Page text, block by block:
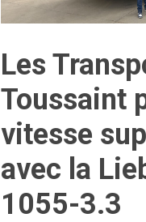
Les
Toussaint
vitesse
avec la
1055-3.3